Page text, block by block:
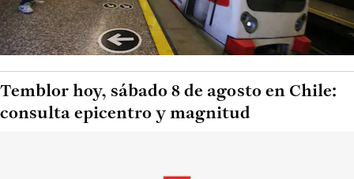
Temblor hoy, sábado 8 de agosto en Chile:
consulta epicentro y magnitud